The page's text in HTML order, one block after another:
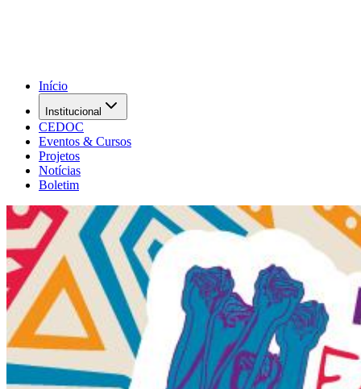
Início
Institucional
CEDOC
Eventos & Cursos
Projetos
Notícias
Boletim